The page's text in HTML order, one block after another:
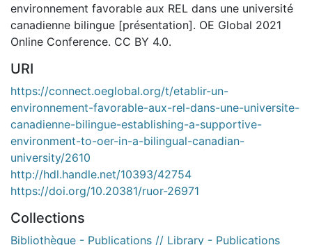
environnement favorable aux REL dans une université
canadienne bilingue [présentation]. OE Global 2021
Online Conference. CC BY 4.0.
URI
https://connect.oeglobal.org/t/etablir-un-
environnement-favorable-aux-rel-dans-une-universite-
canadienne-bilingue-establishing-a-supportive-
environment-to-oer-in-a-bilingual-canadian-
university/2610
http://hdl.handle.net/10393/42754
https://doi.org/10.20381/ruor-26971
Collections
Bibliothèque - Publications // Library - Publications